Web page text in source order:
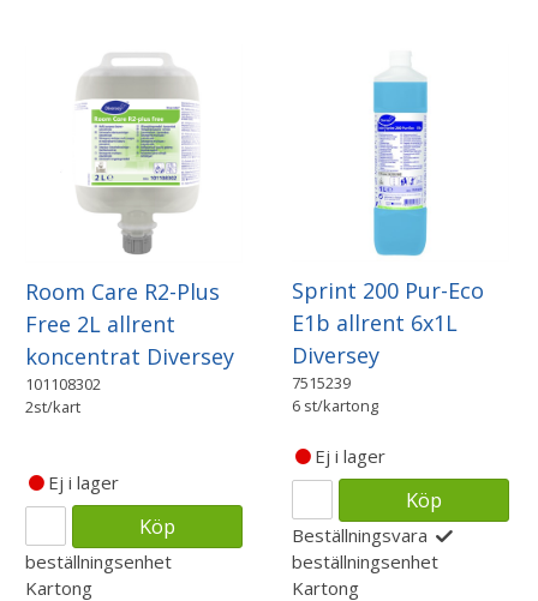
Room Care R2-Plus
Free 2L allrent
koncentrat Diversey
101108302
2st/kart
Ej i lager
Köp
beställningsenhet
Kartong
Sprint 200 Pur-Eco
E1b allrent 6x1L
Diversey
7515239
6 st/kartong
Ej i lager
Köp
Beställningsvara
beställningsenhet
Kartong